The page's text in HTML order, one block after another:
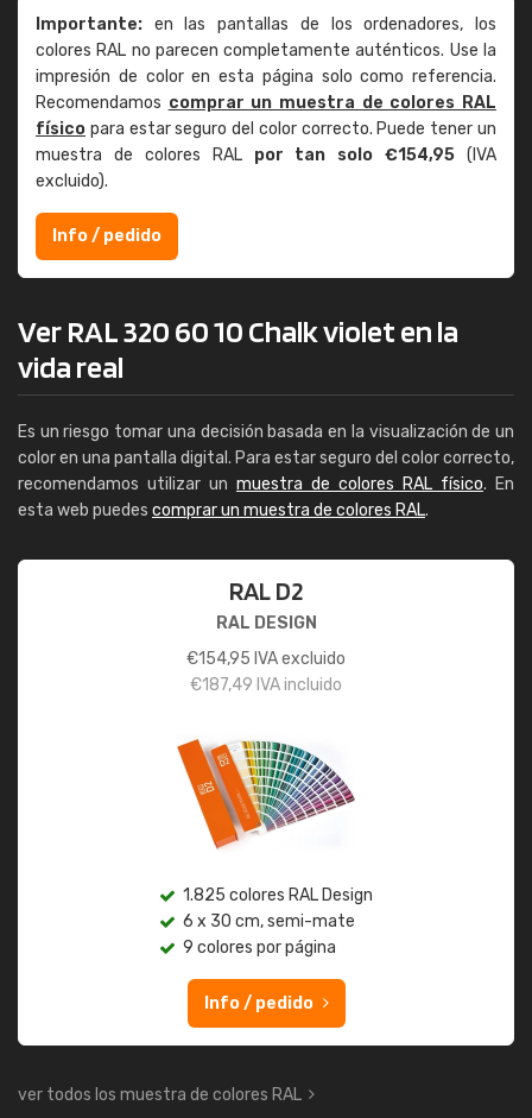
Importante: en las pantallas de los ordenadores, los
colores RAL no parecen completamente auténticos. Use la
impresión de color en esta página solo como referencia.
Recomendamos comprar un muestra de colores RAL
físico para estar seguro del color correcto. Puede tener un
muestra de colores RAL por tan solo €154,95 (IVA
excluido).
Info / pedido
Ver RAL 320 60 10 Chalk violet en la
vida real
Es un riesgo tomar una decisión basada en la visualización de un
color en una pantalla digital. Para estar seguro del color correcto,
recomendamos utilizar un muestra de colores RAL físico. En
esta web puedes comprar un muestra de colores RAL.
RAL D2
RAL DESIGN
€154,95 IVA excluido
€187,49 IVA incluido
1.825 colores RAL Design
6 x 30 cm, semi-mate
9 colores por página
Info / pedido
ver todos los muestra de colores RAL